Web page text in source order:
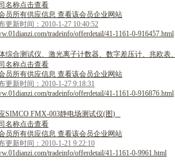
名称点击查看
员所有供应信息 查看该会员企业网站
更新时间：2010-1-27 10:40:52
tradeinfo/offerdetail/41-1161-0-916457.html
综合测试仪、 激光离子计数器、 数字差压计、 兆欧表
名称点击查看
员所有供应信息 查看该会员企业网站
更新时间：2010-1-27 9:18:31
tradeinfo/offerdetail/41-1161-0-916876.html
SIMCO FMX-003静电场测试仪(图)
名称点击查看
员所有供应信息 查看该会员企业网站
更新时间：2010-1-21 9:22:10
tradeinfo/offerdetail/41-1161-0-9961.html